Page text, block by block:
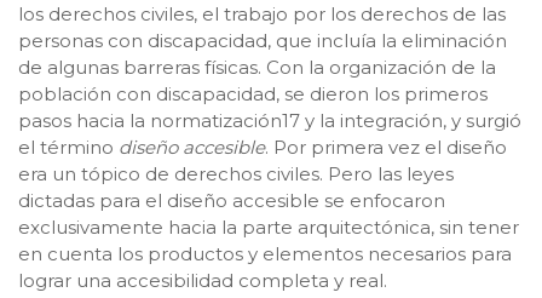
los derechos civiles, el trabajo por los derechos de las
personas con discapacidad, que incluía la eliminación
de algunas barreras físicas. Con la organización de la
población con discapacidad, se dieron los primeros
pasos hacia la normatización17 y la integración, y surgió
el término diseño accesible. Por primera vez el diseño
era un tópico de derechos civiles. Pero las leyes
dictadas para el diseño accesible se enfocaron
exclusivamente hacia la parte arquitectónica, sin tener
en cuenta los productos y elementos necesarios para
lograr una accesibilidad completa y real.